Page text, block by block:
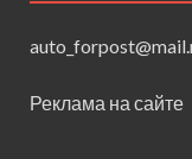
Реклама на сайте